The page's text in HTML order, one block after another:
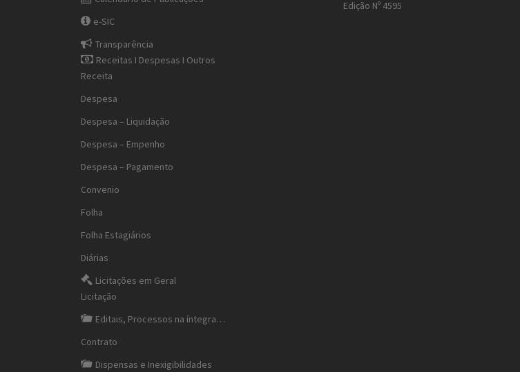
e-SIC
Transparência
Receitas I Despesas I Outros
Receita
Despesa
Despesa – Liquidação
Despesa – Empenho
Despesa – Pagamento
Convenio
Folha
Folha Estagiários
Diárias
Licitações em Geral
Licitação
Editais, Processos na íntegra…
Contrato
Dispensas e Inexigibilidades
Edição Nº 4595